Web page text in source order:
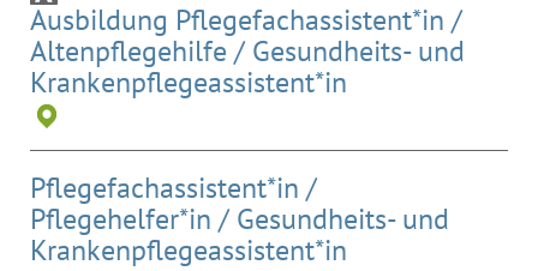
Ausbildung Pflegefachassistent*in /
Altenpflegehilfe / Gesundheits- und
Krankenpflegeassistent*in
Pflegefachassistent*in /
Pflegehelfer*in / Gesundheits- und
Krankenpflegeassistent*in